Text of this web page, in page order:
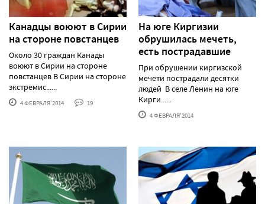
Канадцы воюют в Сирии
на стороне повстанцев
Около 30 граждан Канады
воюют в Сирии на стороне
повстанцев В Сирии на стороне
экстремис......
4 ФЕВРАЛЯ'2014 19
На юге Киргизии
обрушилась мечеть,
есть пострадавшие
При обрушении киргизской
мечети пострадали десятки
людей В селе Ленин на юге
Кирги......
4 ФЕВРАЛЯ'2014